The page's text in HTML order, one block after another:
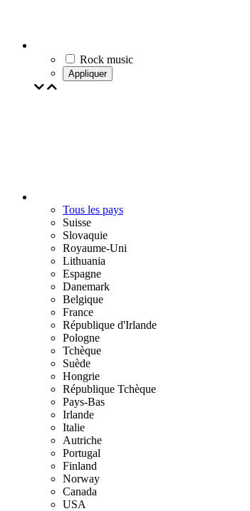
Rock music
Appliquer
Tous les pays
Suisse
Slovaquie
Royaume-Uni
Lithuania
Espagne
Danemark
Belgique
France
République d'Irlande
Pologne
Tchèque
Suède
Hongrie
République Tchèque
Pays-Bas
Irlande
Italie
Autriche
Portugal
Finland
Norway
Canada
USA